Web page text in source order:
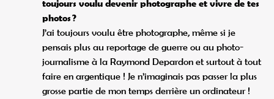
toujours voulu devenir photographe et vivre de tes
photos ?
J’ai toujours voulu être photographe, même si je
pensais plus au reportage de guerre ou au photo-
journalisme à la Raymond Depardon et surtout à tout
faire en argentique ! Je n’imaginais pas passer la plus
grosse partie de mon temps derrière un ordinateur !